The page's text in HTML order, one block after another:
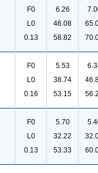
F0
L0
0.13
6.26
46.08
58.82
F0
L0
0.16
5.53
38.74
53.15
F0
L0
0.13
5.70
32.22
53.33